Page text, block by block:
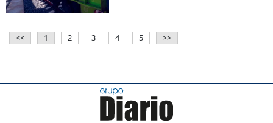
<< 1 2 3 4 5 >>